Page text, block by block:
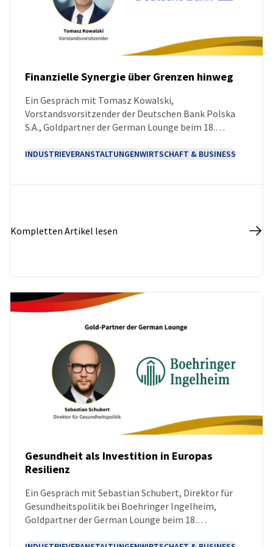
NEUIGKEITEN
Finanzielle Synergie über Grenzen hinweg
Ein Gespräch mit Tomasz Kowalski,
Vorstandsvorsitzender der Deutschen Bank Polska
S.A., Goldpartner der German Lounge beim 18.
INDUSTRIEVERANSTALTUNGENWIRTSCHAFT & BUSINESS
Kompletten Artikel lesen
Gesundheit als Investition in Europas
Resilienz
Ein Gespräch mit Sebastian Schubert, Direktor für
Gesundheitspolitik bei Boehringer Ingelheim,
Goldpartner der German Lounge beim 18.